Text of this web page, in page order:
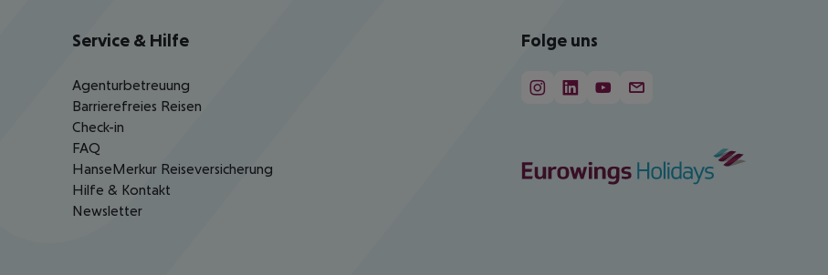
Service & Hilfe
Agenturbetreuung
Barrierefreies Reisen
Check-in
FAQ
HanseMerkur Reiseversicherung
Hilfe & Kontakt
Newsletter
Folge uns